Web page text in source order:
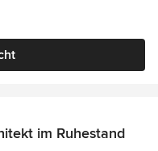
im Ruhestand